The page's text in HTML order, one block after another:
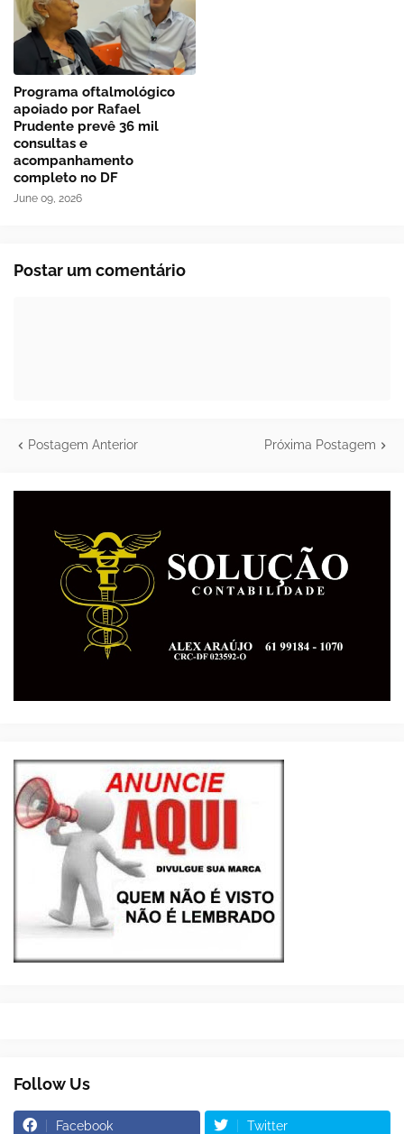
Programa oftalmológico
apoiado por Rafael
Prudente prevê 36 mil
consultas e
acompanhamento
completo no DF
June 09, 2026
Postar um comentário
Postagem Anterior Próxima Postagem
Follow Us
Facebook Twitter